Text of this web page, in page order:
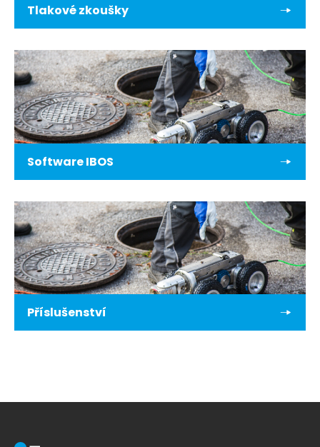
Tlakové zkoušky
Software IBOS
Příslušenství